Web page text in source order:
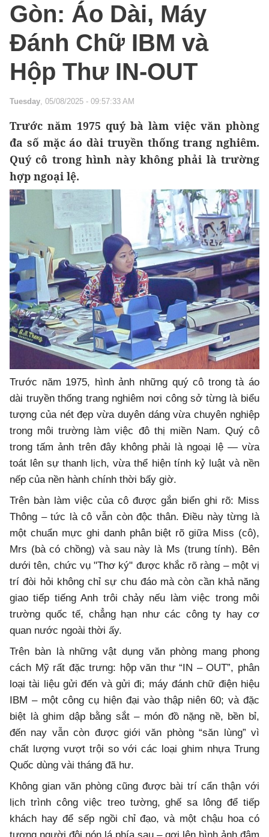
Gòn: Áo Dài, Máy
Đánh Chữ IBM và
Hộp Thư IN-OUT
Tuesday, 05/08/2025 - 09:57:33 AM
Trước năm 1975 quý bà làm việc văn phòng
đa số mặc áo dài truyền thống trang nghiêm.
Quý cô trong hình này không phải là trường
hợp ngoại lệ.
Trước năm 1975, hình ảnh những quý cô trong tà áo
dài truyền thống trang nghiêm nơi công sở từng là biểu
tượng của nét đẹp vừa duyên dáng vừa chuyên nghiệp
trong môi trường làm việc đô thị miền Nam. Quý cô
trong tấm ảnh trên đây không phải là ngoại lệ — vừa
toát lên sự thanh lịch, vừa thể hiện tính kỷ luật và nền
nếp của nền hành chính thời bấy giờ.
Trên bàn làm việc của cô được gắn biển ghi rõ: Miss
Thông – tức là cô vẫn còn độc thân. Điều này từng là
một chuẩn mực ghi danh phân biệt rõ giữa Miss (cô),
Mrs (bà có chồng) và sau này là Ms (trung tính). Bên
dưới tên, chức vụ "Thơ ký" được khắc rõ ràng – một vị
trí đòi hỏi không chỉ sự chu đáo mà còn cần khả năng
giao tiếp tiếng Anh trôi chảy nếu làm việc trong môi
trường quốc tế, chẳng hạn như các công ty hay cơ
quan nước ngoài thời ấy.
Trên bàn là những vật dụng văn phòng mang phong
cách Mỹ rất đặc trưng: hộp văn thư “IN – OUT”, phân
loại tài liệu gửi đến và gửi đi; máy đánh chữ điện hiệu
IBM – một công cụ hiện đại vào thập niên 60; và đặc
biệt là ghim dập bằng sắt – món đồ nặng nề, bền bỉ,
đến nay vẫn còn được giới văn phòng “săn lùng” vì
chất lượng vượt trội so với các loại ghim nhựa Trung
Quốc dùng vài tháng đã hư.
Không gian văn phòng cũng được bài trí cẩn thận với
lịch trình công việc treo tường, ghế sa lông để tiếp
khách hay để sếp ngồi chỉ đạo, và một chậu hoa có